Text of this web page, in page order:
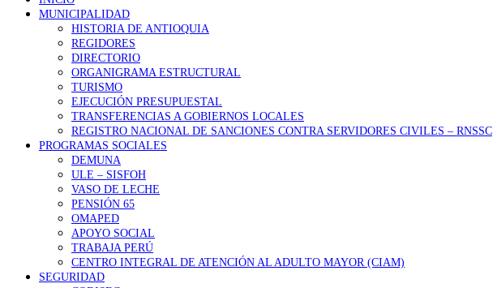
MUNICIPALIDAD
HISTORIA DE ANTIOQUIA
REGIDORES
DIRECTORIO
ORGANIGRAMA ESTRUCTURAL
TURISMO
EJECUCIÓN PRESUPUESTAL
TRANSFERENCIAS A GOBIERNOS LOCALES
REGISTRO NACIONAL DE SANCIONES CONTRA SERVIDORES CIVILES – RNSSC
PROGRAMAS SOCIALES
DEMUNA
ULE – SISFOH
VASO DE LECHE
PENSIÓN 65
OMAPED
APOYO SOCIAL
TRABAJA PERÚ
CENTRO INTEGRAL DE ATENCIÓN AL ADULTO MAYOR (CIAM)
SEGURIDAD